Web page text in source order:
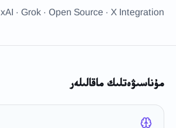
xAI · Grok · Open Source · X Integration
مۇناسىۋەتلىك ماقالىلەر